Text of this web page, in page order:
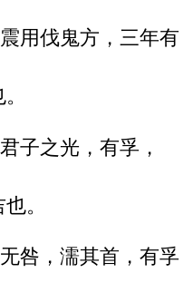
用伐鬼方，三年有
子之光，有孚，
。
咎，濡其首，有孚